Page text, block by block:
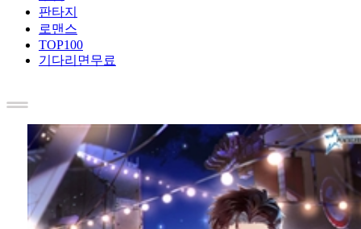
판타지
로맨스
TOP100
기다리면무료